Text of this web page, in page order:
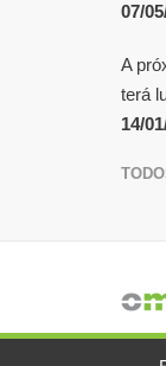
07/
A
terá
14/